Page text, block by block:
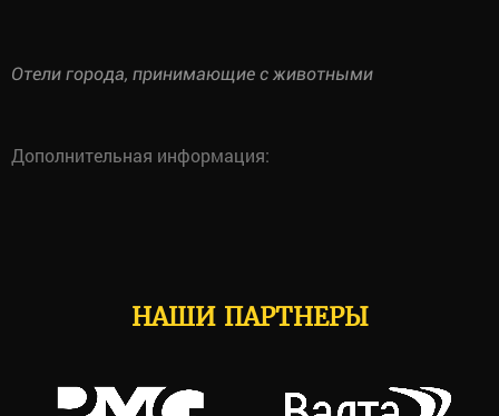
Отели города, принимающие с животными
Дополнительная информация:
НАШИ ПАРТНЕРЫ